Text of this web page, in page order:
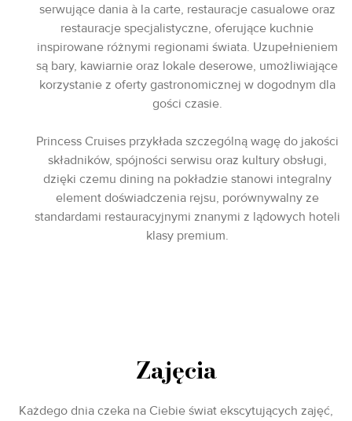
serwujące dania à la carte, restauracje casualowe oraz
restauracje specjalistyczne, oferujące kuchnie
inspirowane różnymi regionami świata. Uzupełnieniem
są bary, kawiarnie oraz lokale deserowe, umożliwiające
korzystanie z oferty gastronomicznej w dogodnym dla
gości czasie.
Princess Cruises przykłada szczególną wagę do jakości
składników, spójności serwisu oraz kultury obsługi,
dzięki czemu dining na pokładzie stanowi integralny
element doświadczenia rejsu, porównywalny ze
standardami restauracyjnymi znanymi z lądowych hoteli
klasy premium.
Zajęcia
Każdego dnia czeka na Ciebie świat ekscytujących zajęć,